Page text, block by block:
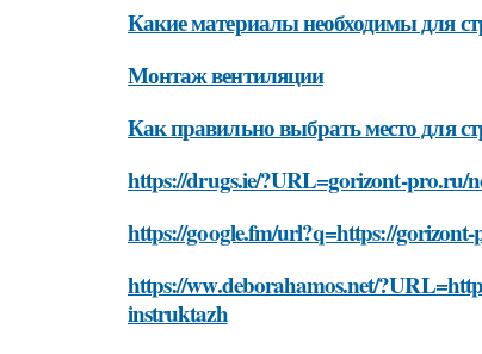
Какие материалы необходимы для
Монтаж вентиляции
Как правильно выбрать место для
https://drugs.ie/?URL=gorizont-pro.ru/
https://google.fm/url?q=https://
https://ww.deborahamos.net/
instruktazh